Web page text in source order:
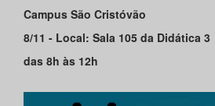
Campus São Cristóvão
8/11 - Local: Sala 105 da Didática 3
das 8h às 12h